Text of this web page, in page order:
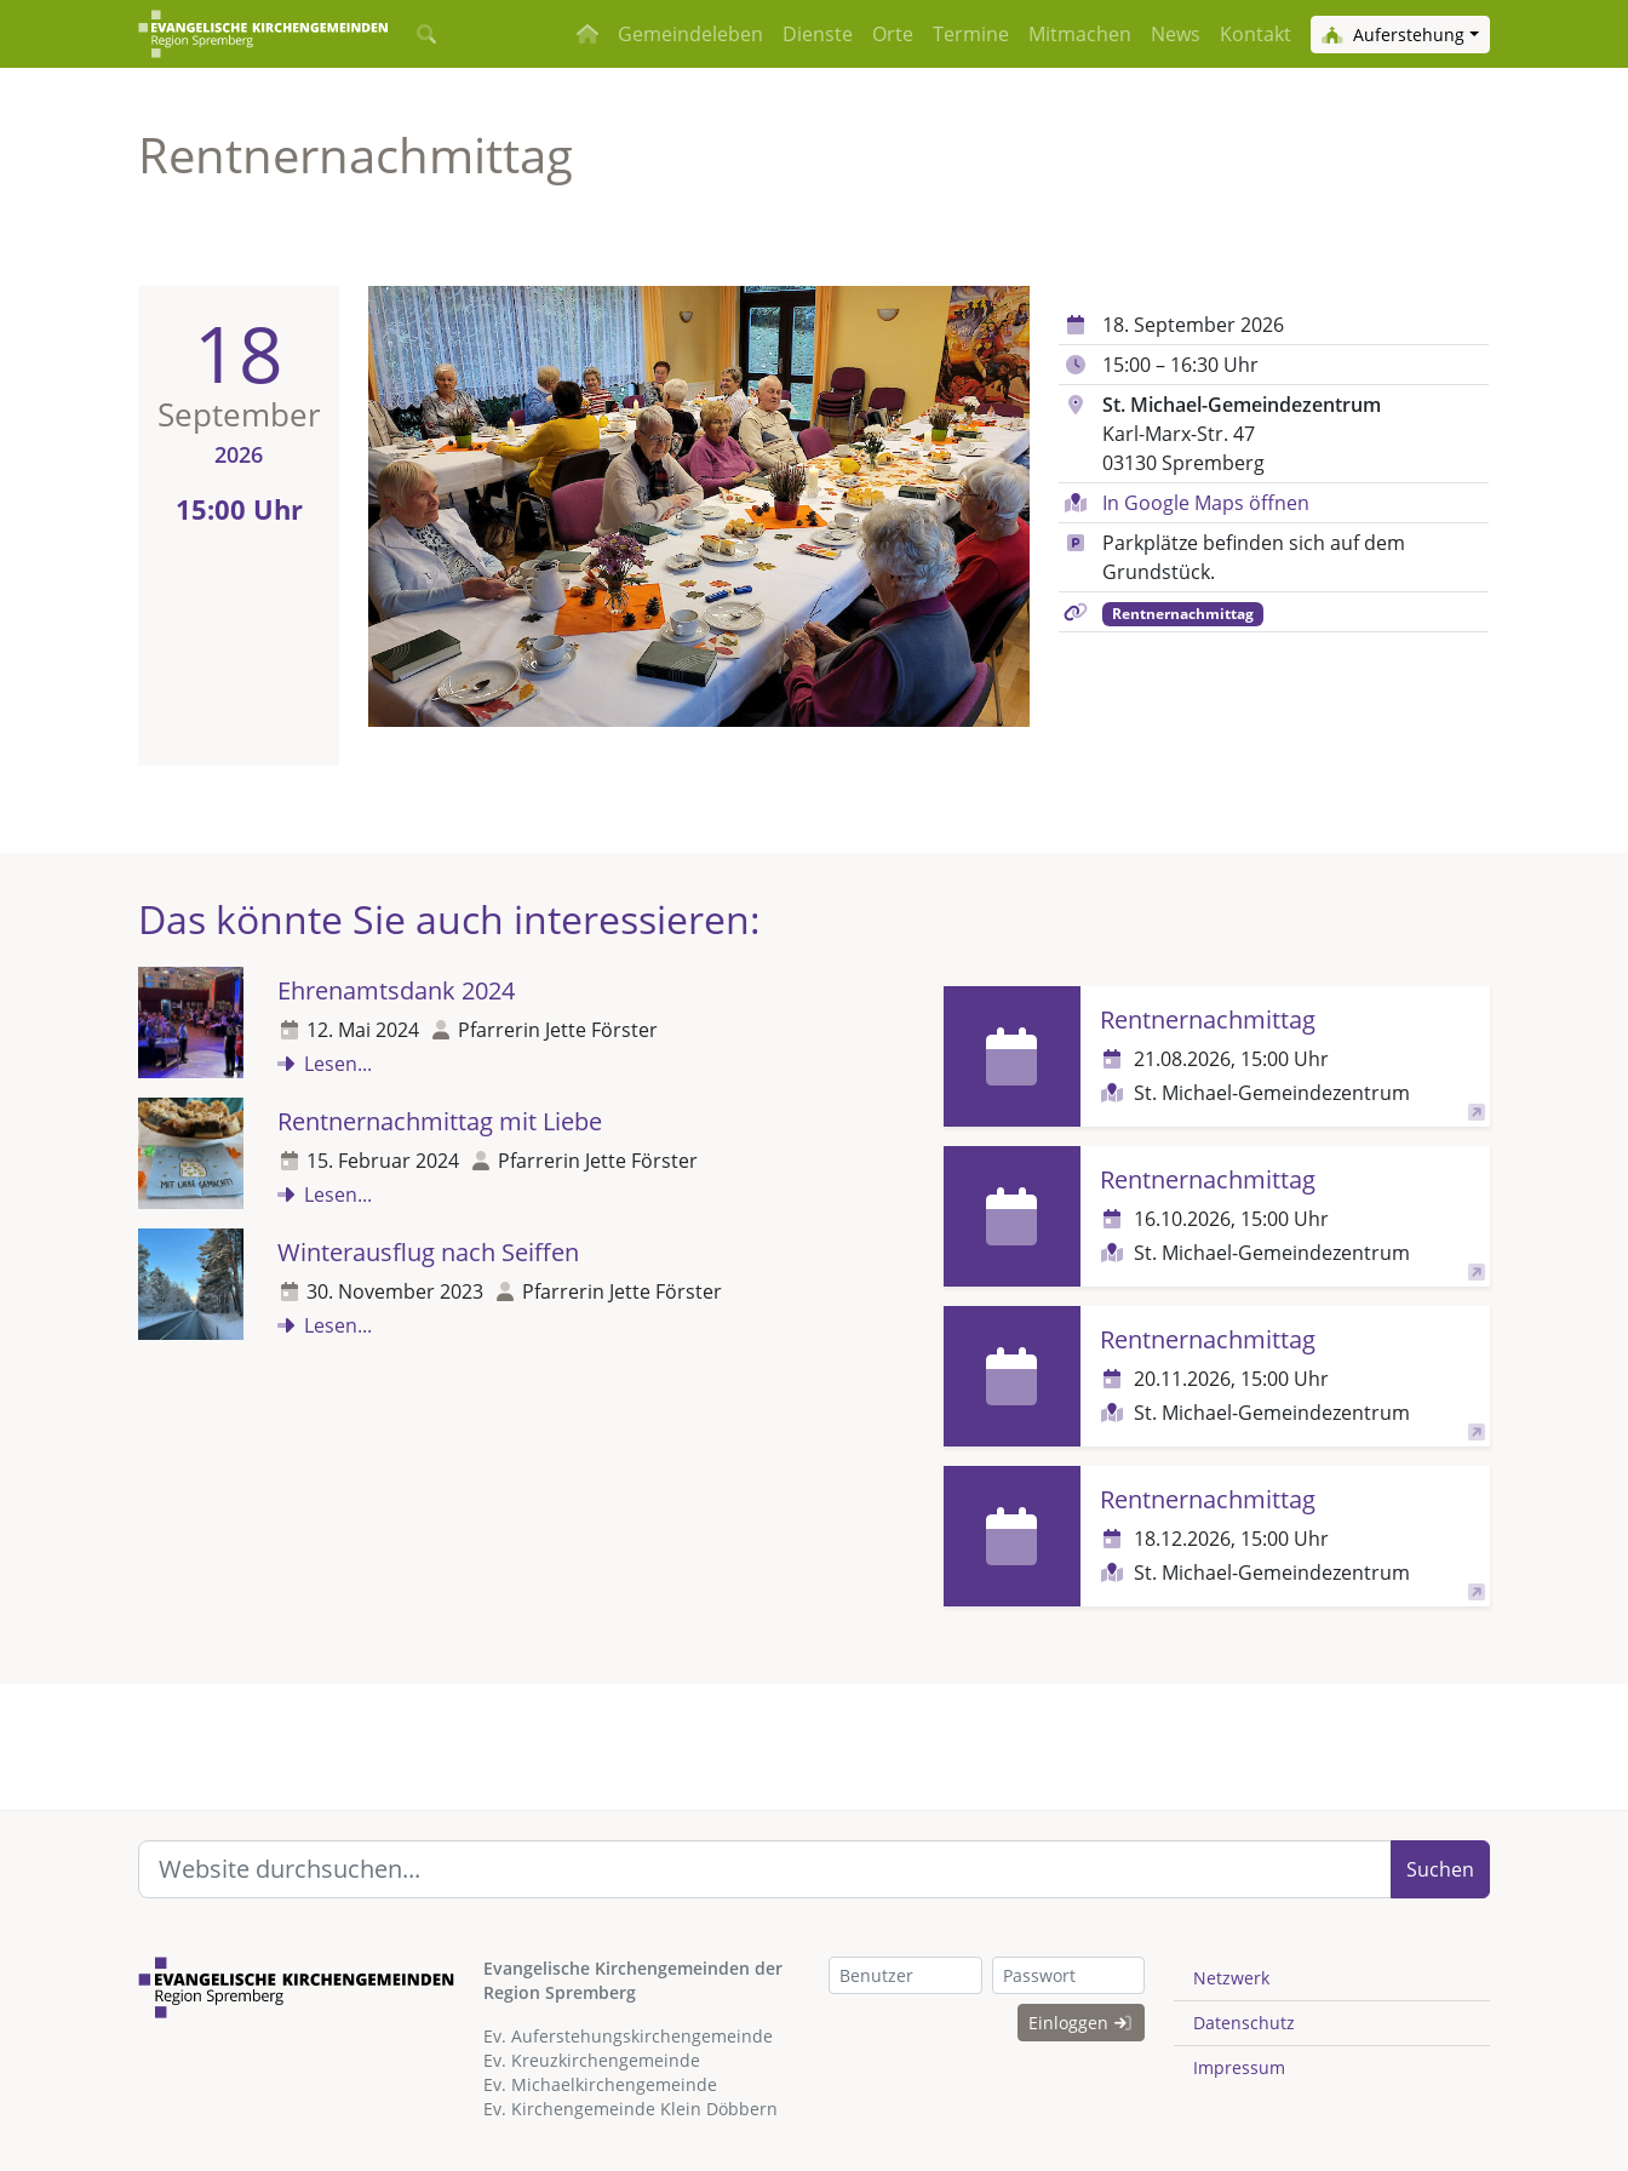
Gemeindeleben Dienste Orte Termine Mitmachen News Kontakt Auferstehung
Rentnernachmittag
18
September
2026
15:00 Uhr
18. September 2026
15:00 – 16:30 Uhr
St. Michael-Gemeindezentrum
Karl-Marx-Str. 47
03130 Spremberg
In Google Maps öffnen
Parkplätze befinden sich auf dem
Grundstück.
Rentnernachmittag
Das könnte Sie auch interessieren:
Rentnernachmittag
21.08.2026, 15:00 Uhr
St. Michael-Gemeindezentrum
Rentnernachmittag
16.10.2026, 15:00 Uhr
St. Michael-Gemeindezentrum
Rentnernachmittag
20.11.2026, 15:00 Uhr
St. Michael-Gemeindezentrum
Rentnernachmittag
18.12.2026, 15:00 Uhr
St. Michael-Gemeindezentrum
Ehrenamtsdank 2024
12. Mai 2024
Pfarrerin Jette Förster
Lesen...
Rentnernachmittag mit Liebe
15. Februar 2024
Pfarrerin Jette Förster
Lesen...
Winterausflug nach Seiffen
30. November 2023
Pfarrerin Jette Förster
Lesen...
Suchen
Evangelische Kirchengemeinden der
Region Spremberg
Ev. Auferstehungskirchengemeinde
Ev. Kreuzkirchengemeinde
Ev. Michaelkirchengemeinde
Ev. Kirchengemeinde Klein Döbbern
Einloggen
Netzwerk
Datenschutz
Impressum